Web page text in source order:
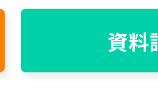
資料